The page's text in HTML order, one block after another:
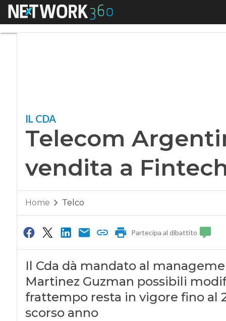
Menu
IL CDA
Telecom
vendita a
Home Telco
Partecipa al dibattito
Il Cda dà mandato al
Martinez Guzman possibili
frattempo resta in vigore fino al
scorso anno